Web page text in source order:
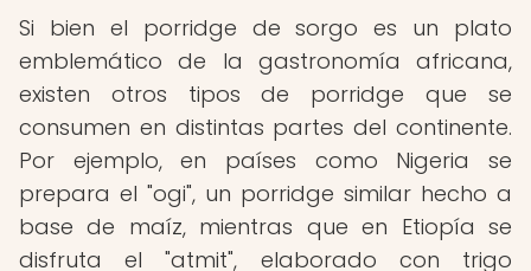
Si bien el porridge de sorgo es un plato
emblemático de la gastronomía africana,
existen otros tipos de porridge que se
consumen en distintas partes del continente.
Por ejemplo, en países como Nigeria se
prepara el "ogi", un porridge similar hecho a
base de maíz, mientras que en Etiopía se
disfruta el "atmit", elaborado con trigo